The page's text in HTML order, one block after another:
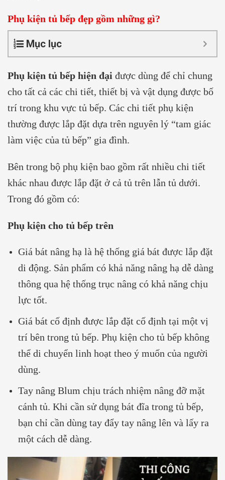
Phụ kiện tủ bếp đẹp gồm những gì?
Mục lục
Phụ kiện tủ bếp hiện đại được dùng để chỉ chung
cho tất cả các chi tiết, thiết bị và vật dụng được bố
trí trong khu vực tủ bếp. Các chi tiết phụ kiện
thường được lắp đặt dựa trên nguyên lý “tam giác
làm việc của tủ bếp” gia đình.
Bên trong bộ phụ kiện bao gồm rất nhiều chi tiết
khác nhau được lắp đặt ở cả tủ trên lẫn tủ dưới.
Trong đó gồm có:
Phụ kiện cho tủ bếp trên
Giá bát nâng hạ là hệ thống giá bát được lắp đặt
di động. Sản phẩm có khả năng nâng hạ dễ dàng
thông qua hệ thống trục nâng có khả năng chịu
lực tốt.
Giá bát cố định được lắp đặt cố định tại một vị
trí bên trong tủ bếp. Phụ kiện cho tủ bếp không
thể di chuyển linh hoạt theo ý muốn của người
dùng.
Tay nâng Blum chịu trách nhiệm nâng đỡ mặt
cánh tủ. Khi cần sử dụng bát đĩa trong tủ bếp,
bạn chỉ cần dùng tay đẩy tay nâng lên và lấy ra
một cách dễ dàng.